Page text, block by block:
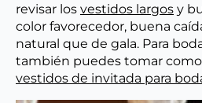
revisar los vestidos largos y
color favorecedor, buena
natural que de gala. Para
también puedes tomar
vestidos de invitada para